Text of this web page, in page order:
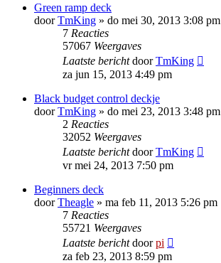
Green ramp deck
doorTmKing » do mei 30, 2013 3:08 pm
7 Reacties
57067 Weergaves
Laatste berichtdoorTmKing
za jun 15, 2013 4:49 pm
Black budget control deckje
doorTmKing » do mei 23, 2013 3:48 pm
2 Reacties
32052 Weergaves
Laatste berichtdoorTmKing
vr mei 24, 2013 7:50 pm
Beginners deck
doorTheagle » ma feb 11, 2013 5:26 pm
7 Reacties
55721 Weergaves
Laatste berichtdoorpi
za feb 23, 2013 8:59 pm